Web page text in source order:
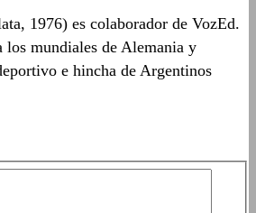
1976) es colaborador de VozEd.
los mundiales de Alemania y
e hincha de Argentinos